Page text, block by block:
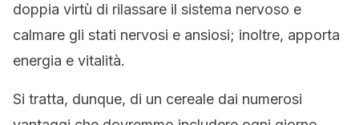
doppia virtù di rilassare il sistema nervoso e
calmare gli stati nervosi e ansiosi; inoltre, apporta
energia e vitalità.
Si tratta, dunque, di un cereale dai numerosi